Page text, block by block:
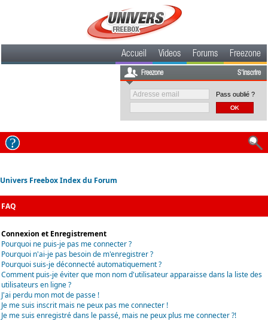
Accueil Videos Forums Freezone
Freezone S'inscrire
Pass oublié ?
Univers Freebox Index du Forum
FAQ
Connexion et Enregistrement
Pourquoi ne puis-je pas me connecter ?
Pourquoi n'ai-je pas besoin de m'enregistrer ?
Pourquoi suis-je déconnecté automatiquement ?
Comment puis-je éviter que mon nom d'utilisateur apparaisse dans la liste des
utilisateurs en ligne ?
J'ai perdu mon mot de passe !
Je me suis inscrit mais ne peux pas me connecter !
Je me suis enregistré dans le passé, mais ne peux plus me connecter ?!